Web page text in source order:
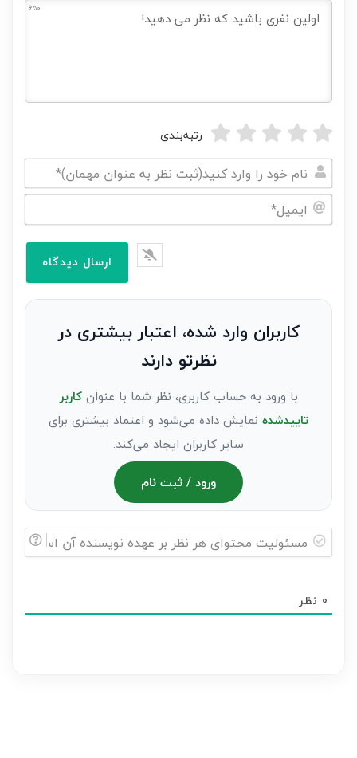
650
رتبه‌بندی
نام
خود
نظر
کاربران وارد شده، اعتبار بیشتری در
نظرتو دارند
با ورود به حساب کاربری، نظر شما با عنوانکاربر
تاییدشده نمایش داده می‌شود و اعتماد بیشتری برای
سایر کاربران ایجاد می‌کند.
ورود / ثبت نام
هر
0 نظر